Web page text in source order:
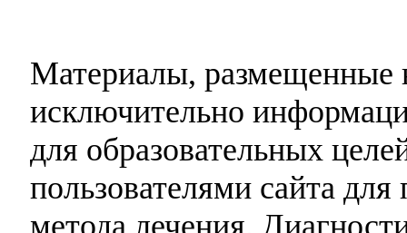
Материалы, размещенные
исключительно
для образовательных
пользователями сайта
метода лечения.